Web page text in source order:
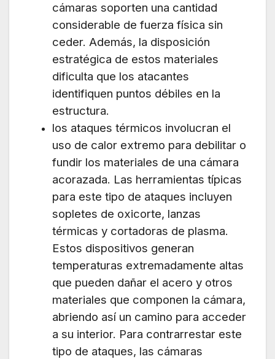
cámaras soporten una cantidad
considerable de fuerza física sin
ceder. Además, la disposición
estratégica de estos materiales
dificulta que los atacantes
identifiquen puntos débiles en la
estructura.
los ataques térmicos involucran el
uso de calor extremo para debilitar o
fundir los materiales de una cámara
acorazada. Las herramientas típicas
para este tipo de ataques incluyen
sopletes de oxicorte, lanzas
térmicas y cortadoras de plasma.
Estos dispositivos generan
temperaturas extremadamente altas
que pueden dañar el acero y otros
materiales que componen la cámara,
abriendo así un camino para acceder
a su interior. Para contrarrestar este
tipo de ataques, las cámaras